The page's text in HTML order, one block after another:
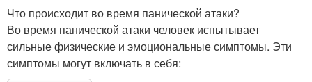
Что происходит во время панической атаки?
Во время панической атаки человек испытывает
сильные физические и эмоциональные симптомы. Эти
симптомы могут включать в себя: